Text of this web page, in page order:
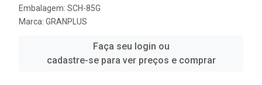
Embalagem: SCH-85G
Marca: GRANPLUS
Faça seu login ou
cadastre-se para ver preços e comprar